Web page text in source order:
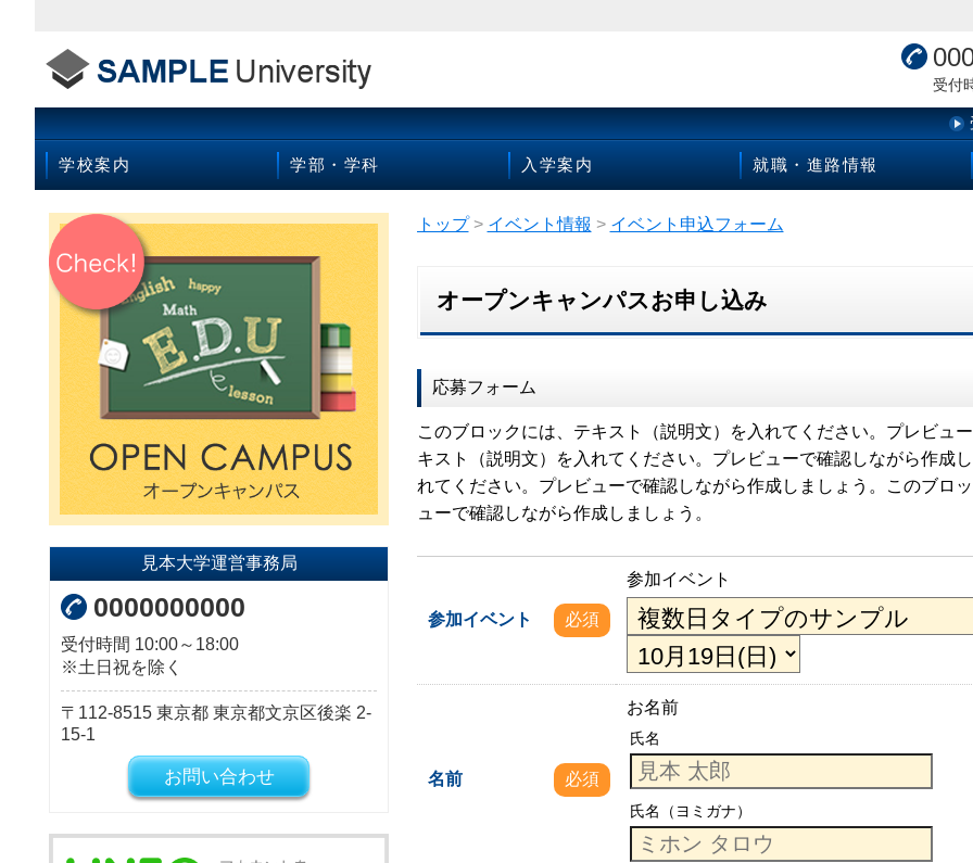
受付
学校案内 学部・学科 入学案内 就職・進路情報
トップ > イベント情報 > イベント申込フォーム
オープンキャンパスお申し込み
応募フォーム
このブロックには、テキスト（説明文）を入れてください。プレビュ
キスト（説明文）を入れてください。プレビューで確認しながら作成
れてください。プレビューで確認しながら作成しましょう。このブロ
ューで確認しながら作成しましょう。
参加イベント 必須
参加イベント
名前 必須
お名前
氏名
氏名（ヨミガナ）
見本大学運営事務局
0000000000
受付時間 10:00～18:00
※土日祝を除く
112-8515 東京都 東京都文京区後楽 2-
15-1
お問い合わせ